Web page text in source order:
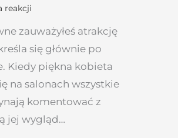
reakcji
zauważyłeś atrakcję
się głównie po
Kiedy piękna kobieta
na salonach wszystkie
komentować z
jej wygląd…